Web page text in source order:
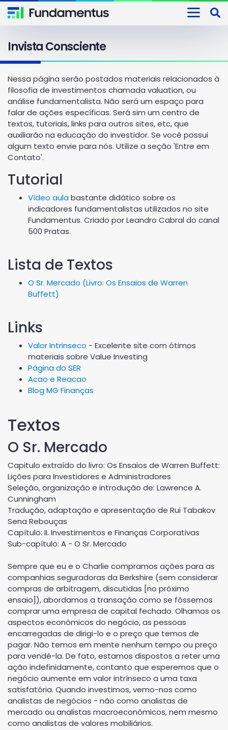
Invista Consciente
Nessa página serão postados materiais relacionados à
filosofia de investimentos chamada valuation, ou
análise fundamentalista. Não será um espaço para
falar de ações específicas. Será sim um centro de
textos, tutoriais, links para outros sites, etc, que
auxiliarão na educação do investidor. Se você possui
algum texto envie para nós. Utilize a seção 'Entre em
Contato'.
Tutorial
Vídeo aulabastante didático sobre os
indicadores fundamentalistas utilizados no site
Fundamentus. Criado por Leandro Cabral do canal
500 Pratas.
Lista de Textos
O Sr. Mercado (Livro: Os Ensaios de Warren
Buffett)
Links
Valor Intrinseco - Excelente site com ótimos
materiais sobre Value Investing
Página do SER
Acao e Reacao
Blog MG Finanças
Textos
O Sr. Mercado
Capitulo extraído do livro: Os Ensaios de Warren Buffett:
Lições para Investidores e Administradores
Seleção, organização e introdução de: Lawrence A.
Cunningham
Tradução, adaptação e apresentação de Rui Tabakov
Sena Rebouças
Capítulo: II. Investimentos e Finanças Corporativas
Sub-capítulo: A - O Sr. Mercado
Sempre que eu e o Charlie compramos ações para as
companhias seguradoras da Berkshire (sem considerar
compras de arbitragem, discutidas [no próximo
ensaio]), abordamos a transação como se fôssemos
comprar uma empresa de capital fechado. Olhamos os
aspectos econômicos do negócio, as pessoas
encarregadas de dirigi-lo e o preço que temos de
pagar. Não temos em mente nenhum tempo ou preço
para vendê-la. De fato, estamos dispostos a reter uma
ação indefinidamente, contanto que esperemos que o
negócio aumente em valor intrínseco a uma taxa
satisfatória. Quando investimos, vemo-nos como
analistas de negócios - não como analistas de
mercado ou analistas macroeconômicos, nem mesmo
como analistas de valores mobiliários.